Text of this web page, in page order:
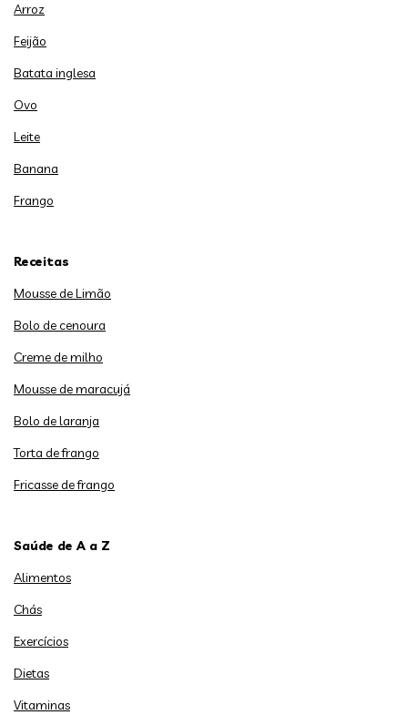
Arroz
Feijão
Batata inglesa
Ovo
Leite
Banana
Frango
Receitas
Mousse de Limão
Bolo de cenoura
Creme de milho
Mousse de maracujá
Bolo de laranja
Torta de frango
Fricasse de frango
Saúde de A a Z
Alimentos
Chás
Exercícios
Dietas
Vitaminas